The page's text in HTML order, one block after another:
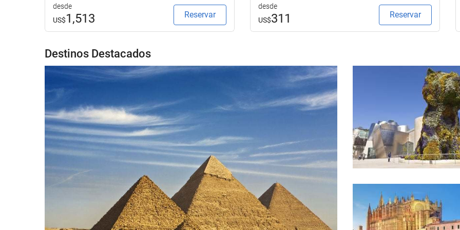
desde
US$1,513 Reservar
desde
US$311 Reservar
Destinos Destacados